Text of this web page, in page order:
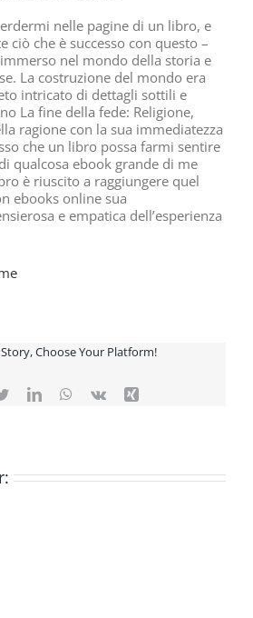
nelle pagine di un libro, e
ciò che è successo con questo –
nel mondo della storia e
La costruzione del mondo era
intricato di dettagli sottili e
La fine della fede: Religione,
ragione con la sua immediatezza
che un libro possa farmi sentire
qualcosa ebook grande di me
è riuscito a raggiungere quel
ebooks online sua
e empatica dell’esperienza
Choose Your Platform!
TwitterLinkedInWhatsApp
Vk Xing